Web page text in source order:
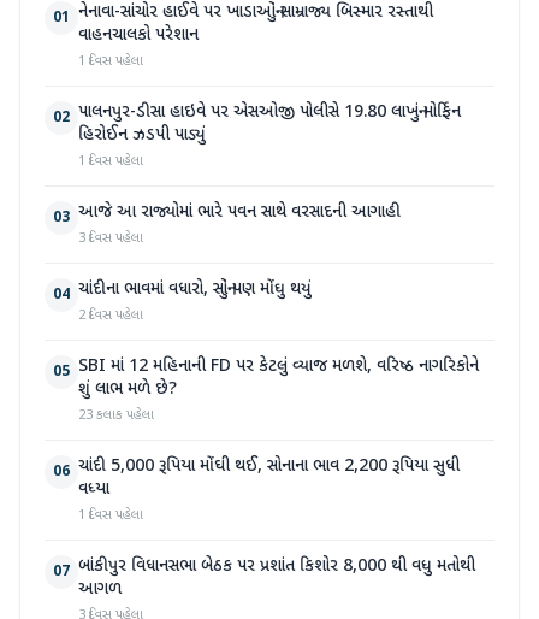
01 નેનાવા-સાંચોર હાઈવે પર ખાડાઓનું સામ્રાજ્ય બિસ્માર રસ્તાથી
વાહનચાલકો પરેશાન
1 દિવસ પહેલા
02 પાલનપુર-ડીસા હાઇવે પર એસઓજી પોલીસે 19.80 લાખનું મોર્ફિન
હિરોઈન ઝડપી પાડ્યું
1 દિવસ પહેલા
03 આજે આ રાજ્યોમાં ભારે પવન સાથે વરસાદની આગાહી
3 દિવસ પહેલા
04 ચાંદીના ભાવમાં વધારો, સોનું પણ મોંઘુ થયું
2 દિવસ પહેલા
05 SBI માં 12 મહિનાની FD પર કેટલું વ્યાજ મળશે, વરિષ્ઠ નાગરિકોને
શું લાભ મળે છે?
23 કલાક પહેલા
06 ચાંદી 5,000 રૂપિયા મોંઘી થઈ, સોનાના ભાવ 2,200 રૂપિયા સુધી
વધ્યા
1 દિવસ પહેલા
07 બાંકીપુર વિધાનસભા બેઠક પર પ્રશાંત કિશોર 8,000 થી વધુ મતોથી
આગળ
3 દિવસ પહેલા